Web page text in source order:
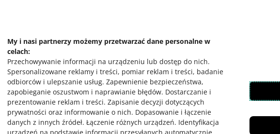
My i nasi partnerzy możemy przetwarzać dane personalne w
celach:
Przechowywanie informacji na urządzeniu lub dostęp do nich.
Spersonalizowane reklamy i treści, pomiar reklam i treści, badanie
odbiorców i ulepszanie usług. Zapewnienie bezpieczeństwa,
zapobieganie oszustwom i naprawianie błędów. Dostarczanie i
prezentowanie reklam i treści. Zapisanie decyzji dotyczących
prywatności oraz informowanie o nich. Dopasowanie i łączenie
danych z innych źródeł. Łączenie różnych urządzeń. Identyfikacja
o allegro.cz
polski
čeština
English
slovenčina
o allegro.sk
polski
čeština
English
slovenčina